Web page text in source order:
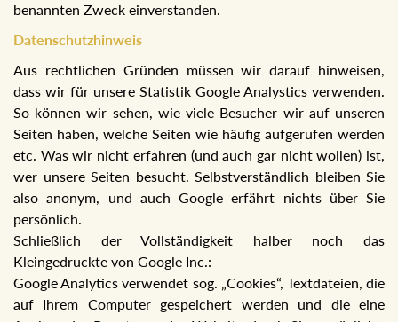
benannten Zweck einverstanden.
Datenschutzhinweis
Aus rechtlichen Gründen müssen wir darauf hinweisen,
dass wir für unsere Statistik Google Analystics verwenden.
So können wir sehen, wie viele Besucher wir auf unseren
Seiten haben, welche Seiten wie häufig aufgerufen werden
etc. Was wir nicht erfahren (und auch gar nicht wollen) ist,
wer unsere Seiten besucht. Selbstverständlich bleiben Sie
also anonym, und auch Google erfährt nichts über Sie
persönlich.
Schließlich der Vollständigkeit halber noch das
Kleingedruckte von Google Inc.:
Google Analytics verwendet sog. „Cookies“, Textdateien, die
auf Ihrem Computer gespeichert werden und die eine